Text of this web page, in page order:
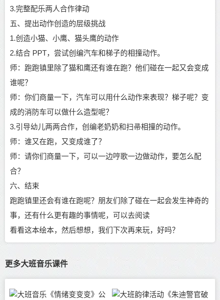
3.完整配乐两人合作律动
五、提出动作创造的层级挑战
1.创造小猫、小鹰、猫头鹰的动作
2.结合 PPT，尝试创编汽车和梯子的相撞动作。
师：跑跑镇里除了猫和鹰还有谁在跑？他们碰在一起又会变成
谁呢？
师：你们商量一下，汽车可以用什么动作来表现？梯子呢？变
成的消防车可以做什么造型呢？
3.引导幼儿两两合作，创编老奶奶和扫帚相撞的动作。
师：谁又在跑，又变成谁了？
师：请你们商量一下，可以一边哼歌一边做动作，要怎么配
合？
六、结束
跑跑镇里还会有谁在跑呢？朋友们除了碰在一起会发生神奇的
事，还有什么更有趣的事情呢，可以去阅读
看看这本绘本，然后想想，我们下次再来玩，好吗？
更多大班音乐课件